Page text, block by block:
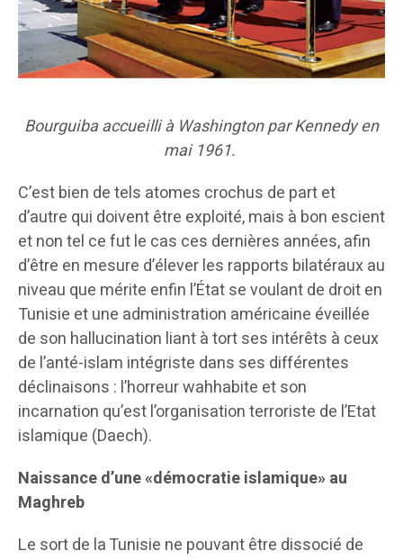
Bourguiba accueilli à Washington par Kennedy en
mai 1961.
C’est bien de tels atomes crochus de part et
d’autre qui doivent être exploité, mais à bon escient
et non tel ce fut le cas ces dernières années, afin
d’être en mesure d’élever les rapports bilatéraux au
niveau que mérite enfin l’État se voulant de droit en
Tunisie et une administration américaine éveillée
de son hallucination liant à tort ses intérêts à ceux
de l’anté-islam intégriste dans ses différentes
déclinaisons : l’horreur wahhabite et son
incarnation qu’est l’organisation terroriste de l’Etat
islamique (Daech).
Naissance d’une «démocratie islamique» au
Maghreb
Le sort de la Tunisie ne pouvant être dissocié de